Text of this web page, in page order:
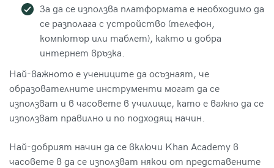
За да се използва платформата е необходимо да
се разполага с устройство (телефон,
компютър или таблет), както и добра
интернет връзка.
Най-важното е учениците да осъзнаят, че
образователните инструменти могат да се
използват и в часовете в училище, като е важно да се
използват правилно и по подходящ начин.
Най-добрият начин да се включи Khan Academy в
часовете в да се използват някои от представените